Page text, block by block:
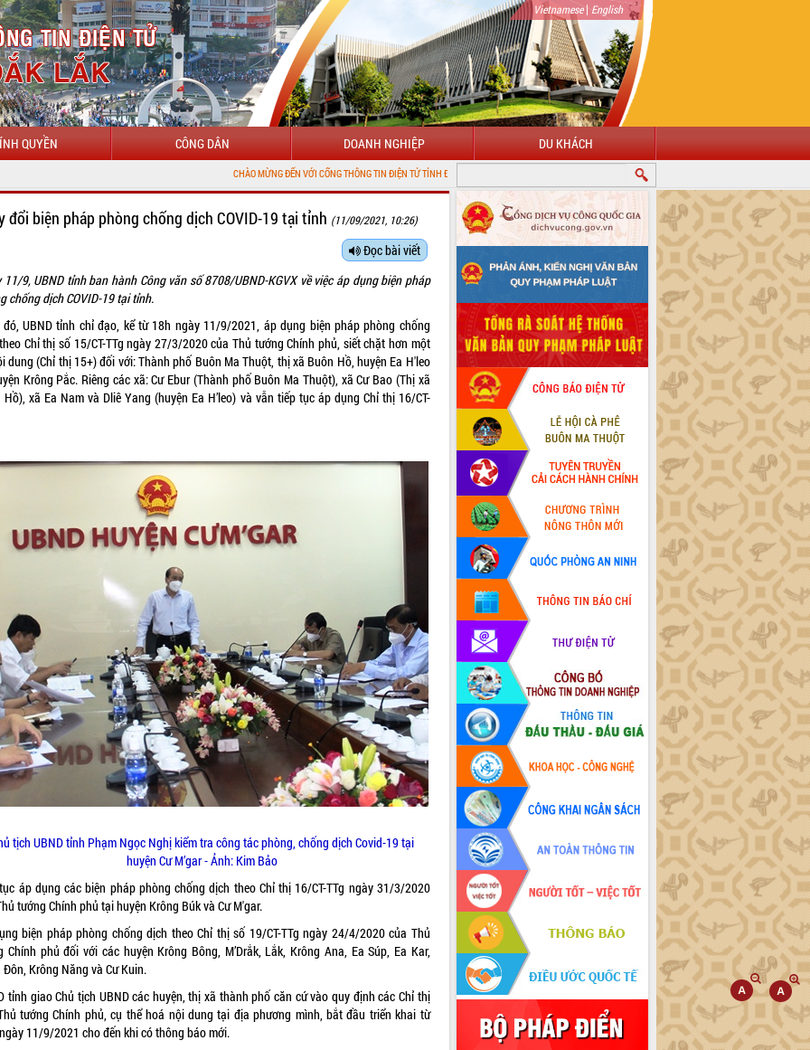
Vietnamese| English
QUYỀN CÔNG DÂN DOANH NGHIỆP DU KHÁCH
CHÀO MỪNG ĐẾN VỚI CỔNG THÔNG TIN ĐIỆN TỬ TỈNH ĐẮK LẮK
đổi biện pháp phòng chống dịch COVID-19 tại tỉnh (11/09/2021, 10:26)
Đọc bài viết
11/9, UBND tỉnh ban hành Công văn số 8708/UBND-KGVX về việc áp dụng biện pháp
chống dịch COVID-19 tại tỉnh.
đó, UBND tỉnh chỉ đạo, kể từ 18h ngày 11/9/2021, áp dụng biện pháp phòng chống
Chỉ thị số 15/CT-TTg ngày 27/3/2020 của Thủ tướng Chính phủ, siết chặt hơn một
dung (Chỉ thị 15+) đối với: Thành phố Buôn Ma Thuột, thị xã Buôn Hồ, huyện Ea H'leo
Krông Pắc. Riêng các xã: Cư Ebur (Thành phố Buôn Ma Thuột), xã Cư Bao (Thị xã
Hồ), xã Ea Nam và Dliê Yang (huyện Ea H’leo) và vẫn tiếp tục áp dụng Chỉ thị 16/CT-
tịch UBND tỉnh Phạm Ngọc Nghị kiểm tra công tác phòng, chống dịch Covid-19 tại
huyện Cư M’gar - Ảnh: Kim Bảo
áp dụng các biện pháp phòng chống dịch theo Chỉ thị 16/CT-TTg ngày 31/3/2020
tướng Chính phủ tại huyện Krông Búk và Cư M'gar.
biện pháp phòng chống dịch theo Chỉ thị số 19/CT-TTg ngày 24/4/2020 của Thủ
Chính phủ đối với các huyện Krông Bông, M’Drắk, Lắk, Krông Ana, Ea Súp, Ea Kar,
Đôn, Krông Năng và Cư Kuin.
tỉnh giao Chủ tịch UBND các huyện, thị xã thành phố căn cứ vào quy định các Chỉ thị
tướng Chính phủ, cụ thể hoá nội dung tại địa phương mình, bắt đầu triển khai từ
11/9/2021 cho đến khi có thông báo mới.